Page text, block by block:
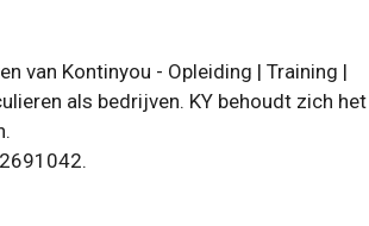
van Kontinyou - Opleiding | Training |
als bedrijven. KY behoudt zich